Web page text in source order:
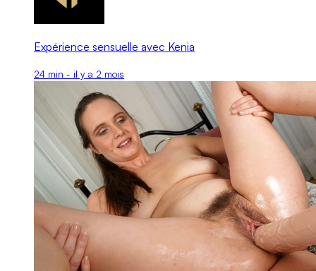
Expérience sensuelle avec Kenia
24 min - il y a 2 mois